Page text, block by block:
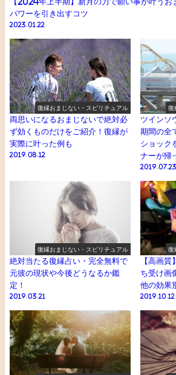
パワーを引き出すコツ
2023.01.22
復縁おまじない・スピリチュアル
両思いになるおまじないで絶対必
ず効くものだけをご紹介！復縁が
実際に叶った例も
2019.08.12
復
ツインソ
期間の全
ショック
ナーが帰
2019.07.23
復縁おまじない・スピリチュアル
絶対当たる復縁占い・完全無料で
元彼の現状や今後どうなるか鑑
定！
2019.03.21
復
【高画
ち受け画
他の効果
2019.10.12